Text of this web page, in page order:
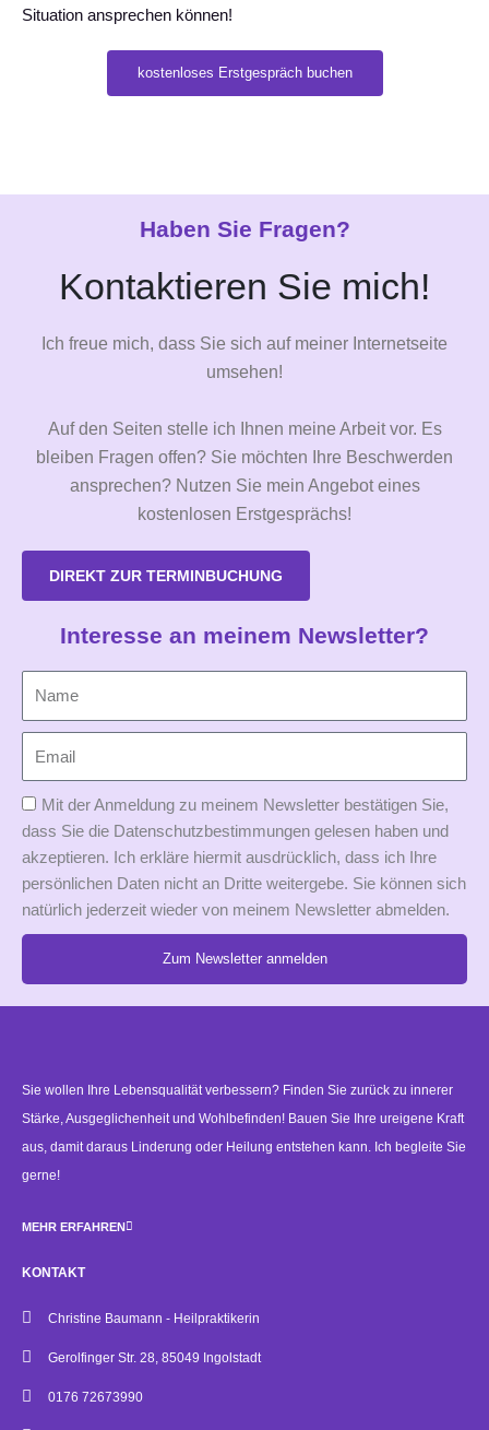
Situation ansprechen können!
kostenloses Erstgespräch buchen
Haben Sie Fragen?
Kontaktieren Sie mich!
Ich freue mich, dass Sie sich auf meiner Internetseite
umsehen!
Auf den Seiten stelle ich Ihnen meine Arbeit vor. Es
bleiben Fragen offen? Sie möchten Ihre Beschwerden
ansprechen? Nutzen Sie mein Angebot eines
kostenlosen Erstgesprächs!
DIREKT ZUR TERMINBUCHUNG
Interesse an meinem Newsletter?
Mit der Anmeldung zu meinem Newsletter bestätigen Sie,
dass Sie die Datenschutzbestimmungen gelesen haben und
akzeptieren. Ich erkläre hiermit ausdrücklich, dass ich Ihre
persönlichen Daten nicht an Dritte weitergebe. Sie können sich
natürlich jederzeit wieder von meinem Newsletter abmelden.
Zum Newsletter anmelden
Sie wollen Ihre Lebensqualität verbessern? Finden Sie zurück zu innerer
Stärke, Ausgeglichenheit und Wohlbefinden! Bauen Sie Ihre ureigene Kraft
aus, damit daraus Linderung oder Heilung entstehen kann. Ich begleite Sie
gerne!
MEHR ERFAHREN
KONTAKT
Christine Baumann - Heilpraktikerin
Gerolfinger Str. 28, 85049 Ingolstadt
0176 72673990